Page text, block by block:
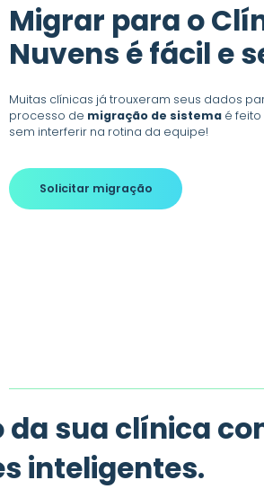
Migrar para o
Nuvens é fácil e
Muitas clínicas já trouxeram seus dados
processo de migração de sistema é
sem interferir na rotina da equipe!
Solicitar migração
da sua clínica
inteligentes.